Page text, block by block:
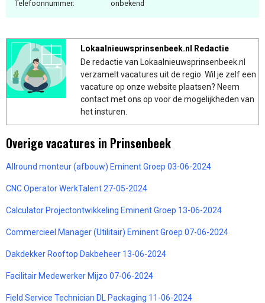
Telefoonnummer: onbekend
Lokaalnieuwsprinsenbeek.nl Redactie
De redactie van Lokaalnieuwsprinsenbeek.nl
verzamelt vacatures uit de regio. Wil je zelf een
vacature op onze website plaatsen? Neem
contact met ons op voor de mogelijkheden van
het insturen.
Overige vacatures in Prinsenbeek
Allround monteur (afbouw) Eminent Groep 03-06-2024
CNC Operator WerkTalent 27-05-2024
Calculator Projectontwikkeling Eminent Groep 13-06-2024
Commercieel Manager (Utilitair) Eminent Groep 07-06-2024
Dakdekker Rooftop Dakbeheer 13-06-2024
Facilitair Medewerker Mijzo 07-06-2024
Field Service Technician DL Packaging 11-06-2024